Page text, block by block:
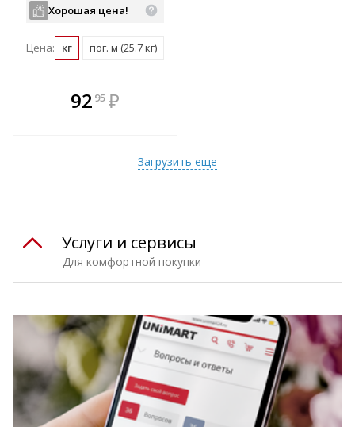
Хорошая цена!
Цена: кг пог. м (25.7 кг)
92 95 ₽
Загрузить еще
Для комфортной покупки
Услуги и сервисы